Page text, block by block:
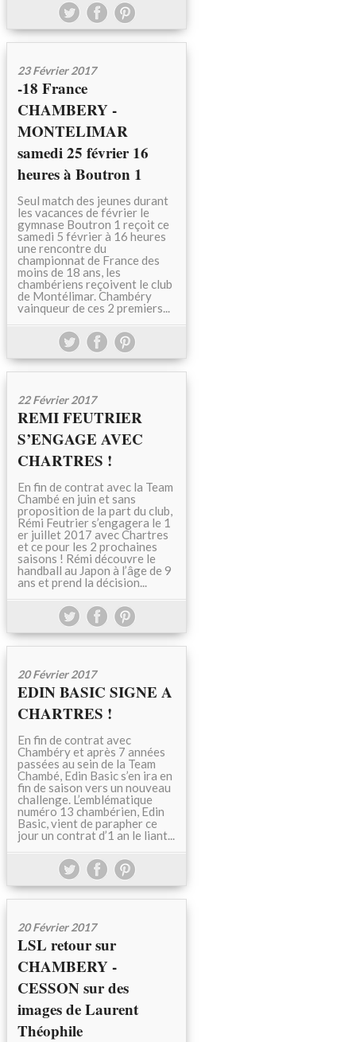
23 Février 2017
-18 France
CHAMBERY -
MONTELIMAR
samedi 25 février 16
heures à Boutron 1
Seul match des jeunes durant
les vacances de février le
gymnase Boutron 1 reçoit ce
samedi 5 février à 16 heures
une rencontre du
championnat de France des
moins de 18 ans, les
chambériens reçoivent le club
de Montélimar. Chambéry
vainqueur de ces 2 premiers...
22 Février 2017
REMI FEUTRIER
S’ENGAGE AVEC
CHARTRES !
En fin de contrat avec la Team
Chambé en juin et sans
proposition de la part du club,
Rémi Feutrier s’engagera le 1
er juillet 2017 avec Chartres
et ce pour les 2 prochaines
saisons ! Rémi découvre le
handball au Japon à l’âge de 9
ans et prend la décision...
20 Février 2017
EDIN BASIC SIGNE A
CHARTRES !
En fin de contrat avec
Chambéry et après 7 années
passées au sein de la Team
Chambé, Edin Basic s’en ira en
fin de saison vers un nouveau
challenge. L’emblématique
numéro 13 chambérien, Edin
Basic, vient de parapher ce
jour un contrat d’1 an le liant...
20 Février 2017
LSL retour sur
CHAMBERY -
CESSON sur des
images de Laurent
Théophile